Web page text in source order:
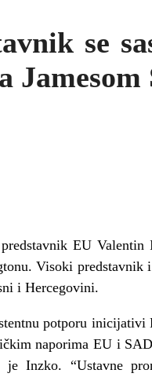
se
Jamesom
EU Valentin
Visoki
i Hercegovini.
potporu
naporima EU i
Inzko. “Ustavne